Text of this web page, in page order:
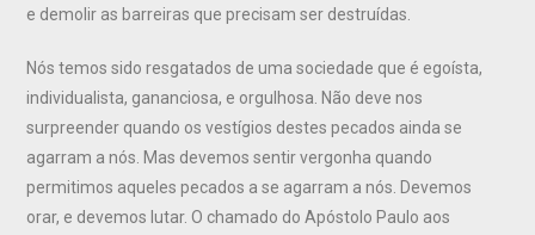
e demolir as barreiras que precisam ser destruídas.
Nós temos sido resgatados de uma sociedade que é egoísta,
individualista, gananciosa, e orgulhosa. Não deve nos
surpreender quando os vestígios destes pecados ainda se
agarram a nós. Mas devemos sentir vergonha quando
permitimos aqueles pecados a se agarram a nós. Devemos
orar, e devemos lutar. O chamado do Apóstolo Paulo aos